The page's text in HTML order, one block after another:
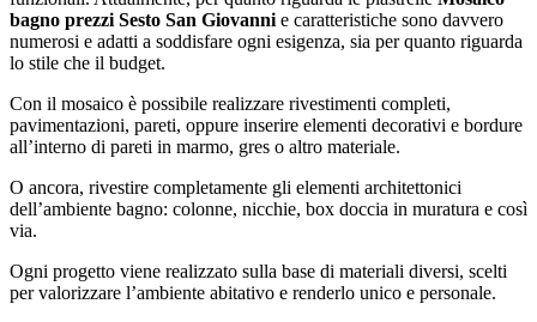
bagno prezzi Sesto San Giovanni e caratteristiche sono davvero
numerosi e adatti a soddisfare ogni esigenza, sia per quanto riguarda
lo stile che il budget.
Con il mosaico è possibile realizzare rivestimenti completi,
pavimentazioni, pareti, oppure inserire elementi decorativi e bordure
all’interno di pareti in marmo, gres o altro materiale.
O ancora, rivestire completamente gli elementi architettonici
dell’ambiente bagno: colonne, nicchie, box doccia in muratura e così
via.
Ogni progetto viene realizzato sulla base di materiali diversi, scelti
per valorizzare l’ambiente abitativo e renderlo unico e personale.